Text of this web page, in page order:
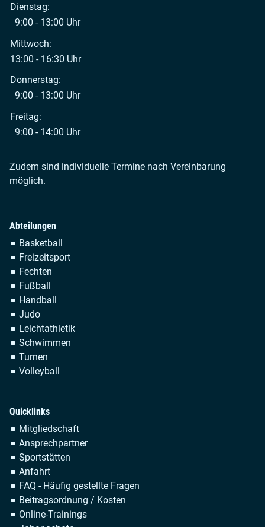
Dienstag:
9:00 - 13:00 Uhr
Mittwoch:
13:00 - 16:30 Uhr
Donnerstag:
9:00 - 13:00 Uhr
Freitag:
9:00 - 14:00 Uhr
Zudem sind individuelle Termine nach Vereinbarung
möglich.
Abteilungen
Navigation
überspringen
Basketball
Freizeitsport
Fechten
Fußball
Handball
Judo
Leichtathletik
Schwimmen
Turnen
Volleyball
Quicklinks
Navigation
überspringen
Mitgliedschaft
Ansprechpartner
Sportstätten
Anfahrt
FAQ - Häufig gestellte Fragen
Beitragsordnung / Kosten
Online-Trainings